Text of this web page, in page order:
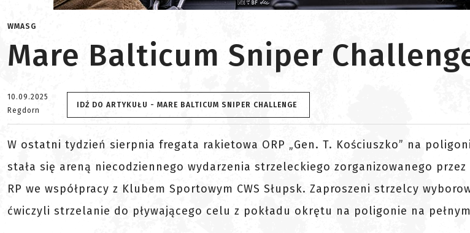
WMASG
Mare Balticum Sniper
10.09.2025
Regdorn
IDŹ DO ARTYKUŁU - MARE BALTICUM SNIPER CHALLENGE
W ostatni tydzień sierpnia fregata rakietowa ORP „Gen. T. Kościuszko” na
stała się areną niecodziennego wydarzenia strzeleckiego zorganizowanego przez
RP we współpracy z Klubem Sportowym CWS Słupsk. Zaproszeni strzelcy
ćwiczyli strzelanie do pływającego celu z pokładu okrętu na poligonie na